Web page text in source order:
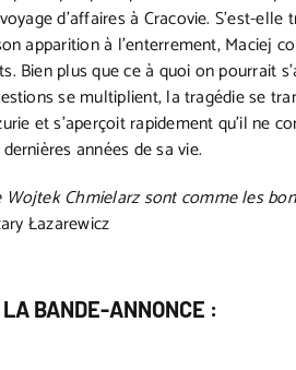
d’affaires à Cracovie. S’est-
apparition à l’enterrement, Maciej
Bien plus que ce à quoi on pourrait
se multiplient, la tragédie se
et s’aperçoit rapidement qu’il ne
années de sa vie.
Wojtek Chmielarz sont comme les
Łazarewicz
LA BANDE-ANNONCE :